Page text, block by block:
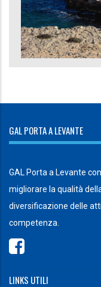
GAL PORTA A LEVANTE
GAL Porta a Levante
migliorare la qualità
diversificazione delle
competenza.
LINKS UTILI